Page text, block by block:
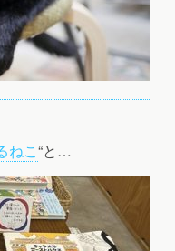
ねこ“と…